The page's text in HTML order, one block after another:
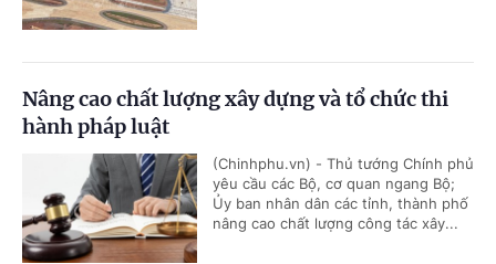
Nâng cao chất lượng xây dựng và tổ chức thi
hành pháp luật
(Chinhphu.vn) - Thủ tướng Chính phủ
yêu cầu các Bộ, cơ quan ngang Bộ;
Ủy ban nhân dân các tỉnh, thành phố
nâng cao chất lượng công tác xây...